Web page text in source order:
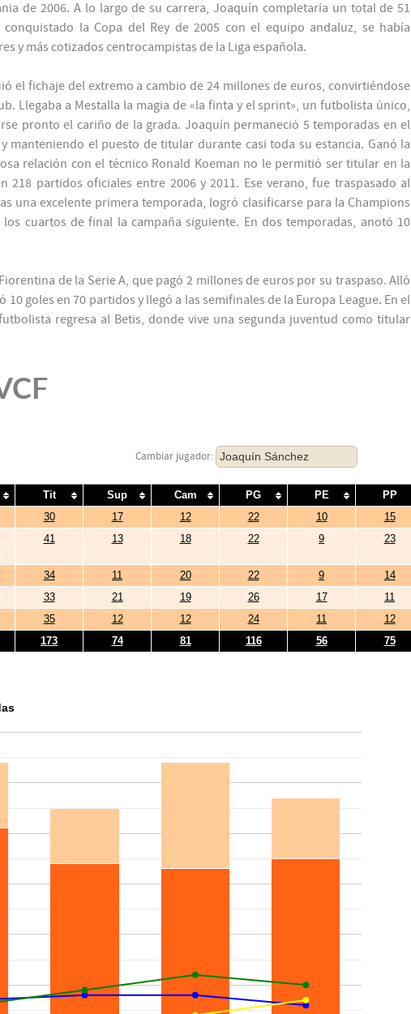
de 2006. A lo largo de su carrera, Joaquín completaría un total de 51
la Copa del Rey de 2005 con el equipo andaluz, se había
y más cotizados centrocampistas de la Liga española.
el fichaje del extremo a cambio de 24 millones de euros, convirtiéndose
Llegaba a Mestalla la magia de «la finta y el sprint», un futbolista único,
pronto el cariño de la grada. Joaquín permaneció 5 temporadas en el
manteniendo el puesto de titular durante casi toda su estancia. Ganó la
relación con el técnico Ronald Koeman no le permitió ser titular en la
218 partidos oficiales entre 2006 y 2011. Ese verano, fue traspasado al
una excelente primera temporada, logró clasificarse para la Champions
cuartos de final la campaña siguiente. En dos temporadas, anotó 10
de la Serie A, que pagó 2 millones de euros por su traspaso. Alló
goles en 70 partidos y llegó a las semifinales de la Europa League. En el
regresa al Betis, donde vive una segunda juventud como titular
Cambiar jugador: Joaquín Sánchez
Tit Sup Cam PG PE
PP
30 17 12 22 10 15
41 13 18 22 9 23
34 11 20 22 9 14
33 21 19 26 17 11
35 12 12 24 11 12
173 74 81 116 56 75